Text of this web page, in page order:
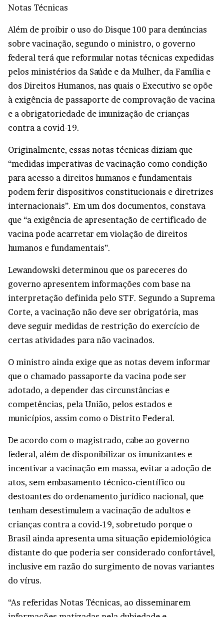
Notas Técnicas
Além de proibir o uso do Disque 100 para denúncias
sobre vacinação, segundo o ministro, o governo
federal terá que reformular notas técnicas expedidas
pelos ministérios da Saúde e da Mulher, da Família e
dos Direitos Humanos, nas quais o Executivo se opõe
à exigência de passaporte de comprovação de vacina
e a obrigatoriedade de imunização de crianças
contra a covid-19.
Originalmente, essas notas técnicas diziam que
“medidas imperativas de vacinação como condição
para acesso a direitos humanos e fundamentais
podem ferir dispositivos constitucionais e diretrizes
internacionais”. Em um dos documentos, constava
que “a exigência de apresentação de certificado de
vacina pode acarretar em violação de direitos
humanos e fundamentais”.
Lewandowski determinou que os pareceres do
governo apresentem informações com base na
interpretação definida pelo STF. Segundo a Suprema
Corte, a vacinação não deve ser obrigatória, mas
deve seguir medidas de restrição do exercício de
certas atividades para não vacinados.
O ministro ainda exige que as notas devem informar
que o chamado passaporte da vacina pode ser
adotado, a depender das circunstâncias e
competências, pela União, pelos estados e
municípios, assim como o Distrito Federal.
De acordo com o magistrado, cabe ao governo
federal, além de disponibilizar os imunizantes e
incentivar a vacinação em massa, evitar a adoção de
atos, sem embasamento técnico-científico ou
destoantes do ordenamento jurídico nacional, que
tenham desestimulem a vacinação de adultos e
crianças contra a covid-19, sobretudo porque o
Brasil ainda apresenta uma situação epidemiológica
distante do que poderia ser considerado confortável,
inclusive em razão do surgimento de novas variantes
do vírus.
“As referidas Notas Técnicas, ao disseminarem